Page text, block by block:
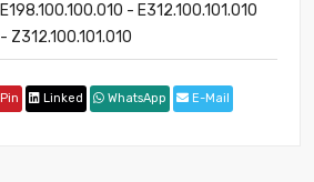
E198.100.100.010 - E312.100.101.010
- Z312.100.101.010
Pin Linked WhatsApp E-Mail